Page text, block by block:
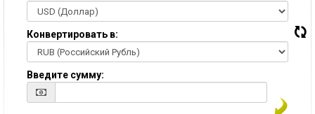
Конвертировать в:
Введите сумму: